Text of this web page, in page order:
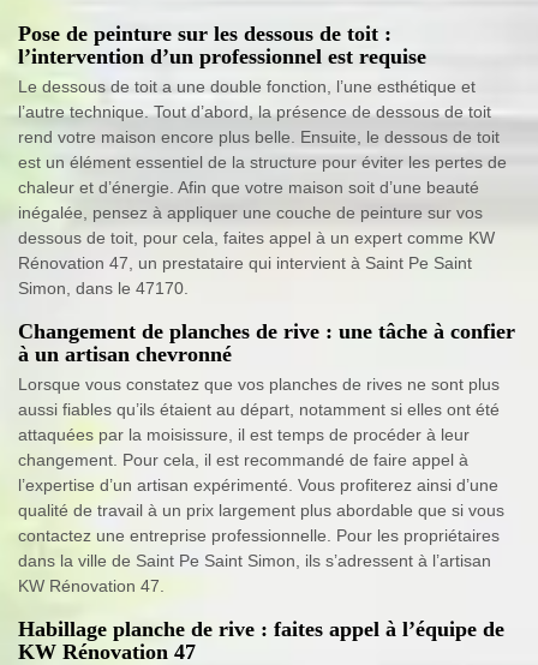
Pose de peinture sur les dessous de toit :
l’intervention d’un professionnel est requise
Le dessous de toit a une double fonction, l’une esthétique et
l’autre technique. Tout d’abord, la présence de dessous de toit
rend votre maison encore plus belle. Ensuite, le dessous de toit
est un élément essentiel de la structure pour éviter les pertes de
chaleur et d’énergie. Afin que votre maison soit d’une beauté
inégalée, pensez à appliquer une couche de peinture sur vos
dessous de toit, pour cela, faites appel à un expert comme KW
Rénovation 47, un prestataire qui intervient à Saint Pe Saint
Simon, dans le 47170.
Changement de planches de rive : une tâche à confier
à un artisan chevronné
Lorsque vous constatez que vos planches de rives ne sont plus
aussi fiables qu’ils étaient au départ, notamment si elles ont été
attaquées par la moisissure, il est temps de procéder à leur
changement. Pour cela, il est recommandé de faire appel à
l’expertise d’un artisan expérimenté. Vous profiterez ainsi d’une
qualité de travail à un prix largement plus abordable que si vous
contactez une entreprise professionnelle. Pour les propriétaires
dans la ville de Saint Pe Saint Simon, ils s’adressent à l’artisan
KW Rénovation 47.
Habillage planche de rive : faites appel à l’équipe de
KW Rénovation 47